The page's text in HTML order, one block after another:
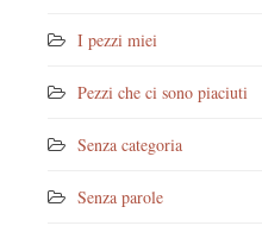
I pezzi miei
Pezzi che ci sono piaciuti
Senza categoria
Senza parole